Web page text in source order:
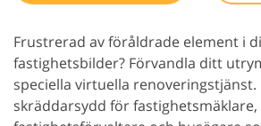
Frustrerad av föråldrade element i
fastighetsbilder? Förvandla ditt
speciella virtuella renoveringstjänst.
skräddarsydd för fastighetsmäklare,